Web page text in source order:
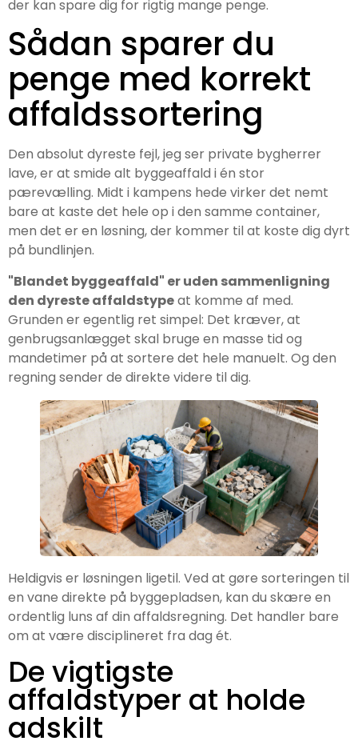
der kan spare dig for rigtig mange penge.
Sådan sparer du
penge med korrekt
affaldssortering
Den absolut dyreste fejl, jeg ser private bygherrer
lave, er at smide alt byggeaffald i én stor
pærevælling. Midt i kampens hede virker det nemt
bare at kaste det hele op i den samme container,
men det er en løsning, der kommer til at koste dig dyrt
på bundlinjen.
"Blandet byggeaffald" er uden sammenligning
den dyreste affaldstypeat komme af med.
Grunden er egentlig ret simpel: Det kræver, at
genbrugsanlægget skal bruge en masse tid og
mandetimer på at sortere det hele manuelt. Og den
regning sender de direkte videre til dig.
Heldigvis er løsningen ligetil. Ved at gøre sorteringen til
en vane direkte på byggepladsen, kan du skære en
ordentlig luns af din affaldsregning. Det handler bare
om at være disciplineret fra dag ét.
De vigtigste
affaldstyper at holde
adskilt